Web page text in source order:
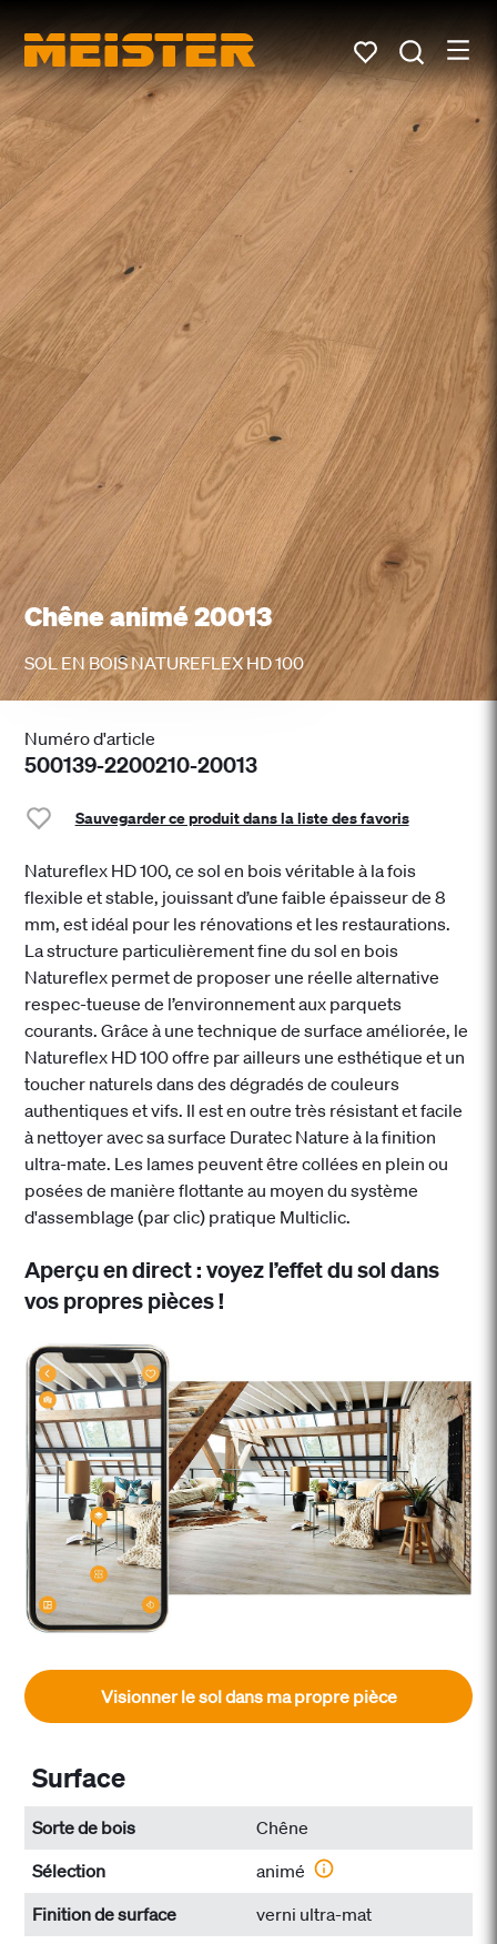
Chêne animé 20013
SOL EN BOIS NATUREFLEX HD 100
Numéro d'article
500139-2200210-20013
Sauvegarder ce produit dans la liste des favoris
Natureflex HD 100, ce sol en bois véritable à la fois
flexible et stable, jouissant d’une faible épaisseur de 8
mm, est idéal pour les rénovations et les restaurations.
La structure particulièrement fine du sol en bois
Natureflex permet de proposer une réelle alternative
respec-tueuse de l’environnement aux parquets
courants. Grâce à une technique de surface améliorée, le
Natureflex HD 100 offre par ailleurs une esthétique et un
toucher naturels dans des dégradés de couleurs
authentiques et vifs. Il est en outre très résistant et facile
à nettoyer avec sa surface Duratec Nature à la finition
ultra-mate. Les lames peuvent être collées en plein ou
posées de manière flottante au moyen du système
d'assemblage (par clic) pratique Multiclic.
Aperçu en direct : voyez l’effet du sol dans
vos propres pièces !
Visionner le sol dans ma propre pièce
Surface
Sorte de bois
Chêne
Sélection
animé
Finition de surface
verni ultra-mat